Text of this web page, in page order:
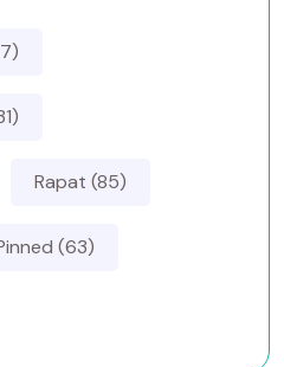
Rapat (85)
(63)